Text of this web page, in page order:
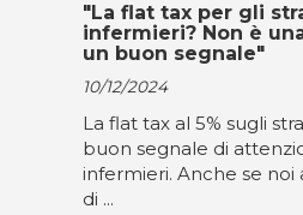
"La flat tax per gli
infermieri? Non è
un buon segnale"
10/12/2024
La flat tax al 5% sugli
buon segnale di
infermieri. Anche se noi
di ...